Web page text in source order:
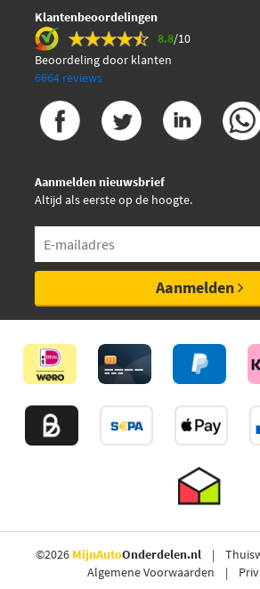
Klantenbeoordelingen
8.8/10
Beoordeling door klanten
6664 reviews
Aanmelden nieuwsbrief
Altijd als eerste op de hoogte.
Aanmelden
©2026 MijnAutoOnderdelen.nl
Algemene Voorwaarden